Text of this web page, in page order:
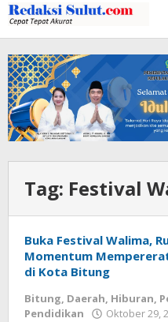
Lewati
ke
konten
Tag: Festival
Buka Festival Walima,
Momentum
di Kota Bitung
Bitung, Daerah, Hiburan,
Pendidikan
Oktober 29,